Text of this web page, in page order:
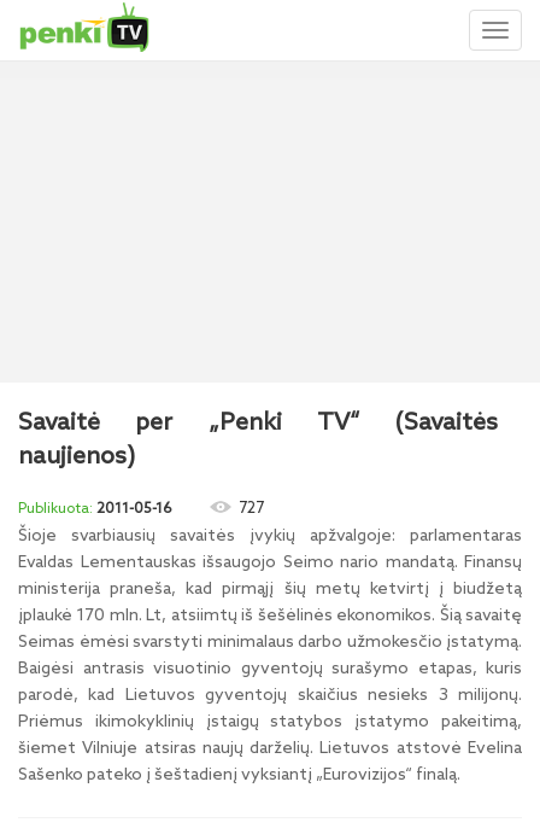
Savaitė per „Penki TV“ (Savaitės
naujienos)
2011-05-16 727
Šioje svarbiausių savaitės įvykių apžvalgoje: parlamentaras
Evaldas Lementauskas išsaugojo Seimo nario mandatą. Finansų
ministerija praneša, kad pirmąjį šių metų ketvirtį į biudžetą
įplaukė 170 mln. Lt, atsiimtų iš šešėlinės ekonomikos. Šią savaitę
Seimas ėmėsi svarstyti minimalaus darbo užmokesčio įstatymą.
Baigėsi antrasis visuotinio gyventojų surašymo etapas, kuris
parodė, kad Lietuvos gyventojų skaičius nesieks 3 milijonų.
Priėmus ikimokyklinių įstaigų statybos įstatymo pakeitimą,
šiemet Vilniuje atsiras naujų darželių. Lietuvos atstovė Evelina
Sašenko pateko į šeštadienį vyksiantį „Eurovizijos“ finalą.